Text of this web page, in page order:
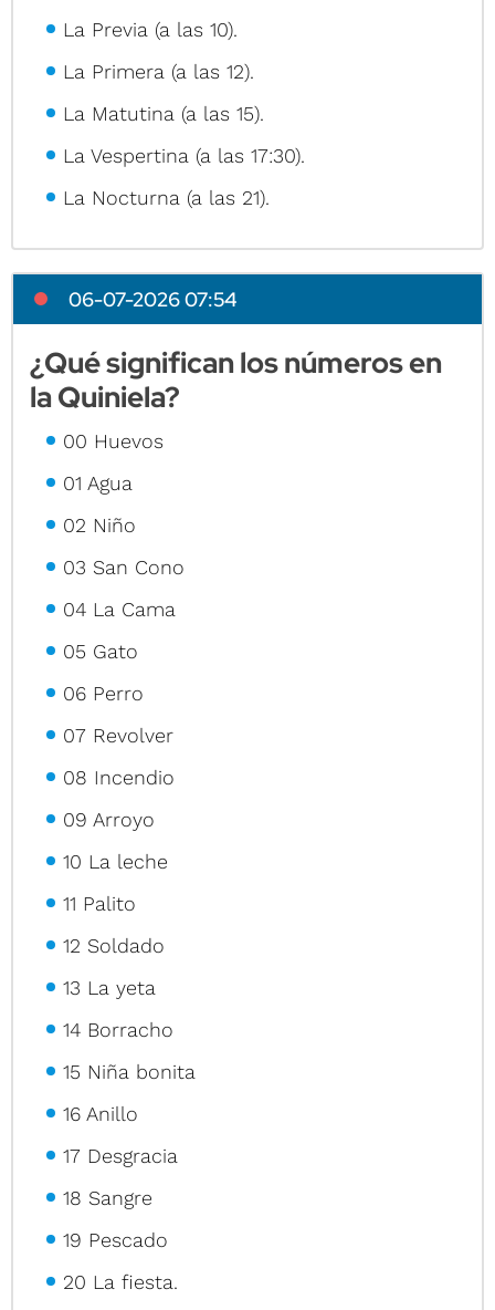
La Previa (a las 10).
La Primera (a las 12).
La Matutina (a las 15).
La Vespertina (a las 17:30).
La Nocturna (a las 21).
06-07-2026 07:54
¿Qué significan los números en
la Quiniela?
00 Huevos
01 Agua
02 Niño
03 San Cono
04 La Cama
05 Gato
06 Perro
07 Revolver
08 Incendio
09 Arroyo
10 La leche
11 Palito
12 Soldado
13 La yeta
14 Borracho
15 Niña bonita
16 Anillo
17 Desgracia
18 Sangre
19 Pescado
20 La fiesta.